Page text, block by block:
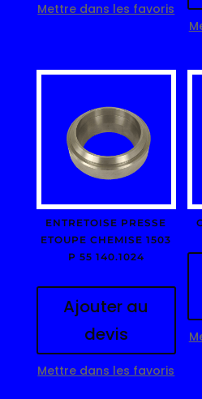
Mettre dans les favoris
ENTRETOISE PRESSE
ETOUPE CHEMISE 1503
P 55 140.1024
Ajouter au
devis
Mettre dans les favoris